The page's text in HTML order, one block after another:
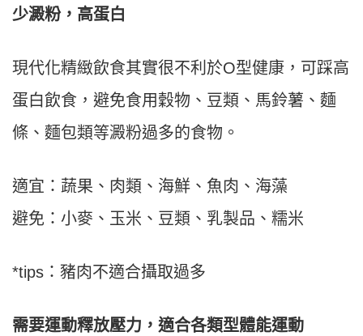
少澱粉，高蛋白
現代化精緻飲食其實很不利於O型健康，可踩高
蛋白飲食，避免食用穀物、豆類、馬鈴薯、麵
條、麵包類等澱粉過多的食物。
適宜：蔬果、肉類、海鮮、魚肉、海藻
避免：小麥、玉米、豆類、乳製品、糯米
*tips：豬肉不適合攝取過多
需要運動釋放壓力，適合各類型體能運動